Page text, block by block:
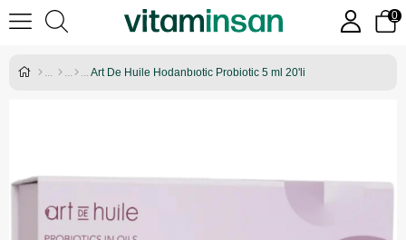
0
Art De Huile Hodanbıotic Probiotic 5 ml 20'li